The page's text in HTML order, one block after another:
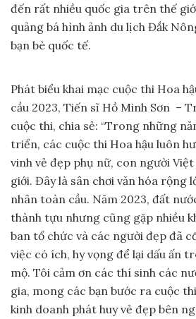
đến rất nhiều quốc gia trên thế
quảng bá hình ảnh du lịch Đắk
bạn bè quốc tế.
Phát biểu khai mạc cuộc thi Hoa
cầu 2023, Tiến sĩ Hồ Minh Sơn –
cuộc thi, chia sẻ: “Trong những
triển, các cuộc thi Hoa hậu luôn
vinh vẻ đẹp phụ nữ, con người
giới. Đây là sân chơi văn hóa rộng
nhân toàn cầu. Năm 2023, đất
thành tựu nhưng cũng gặp nhiều
ban tổ chức và các người đẹp đã
việc có ích, hy vọng để lại dấu ấn
mộ. Tôi cảm ơn các thí sinh các
gia, mong các bạn bước ra cuộc
kinh doanh phát huy vẻ đẹp bên